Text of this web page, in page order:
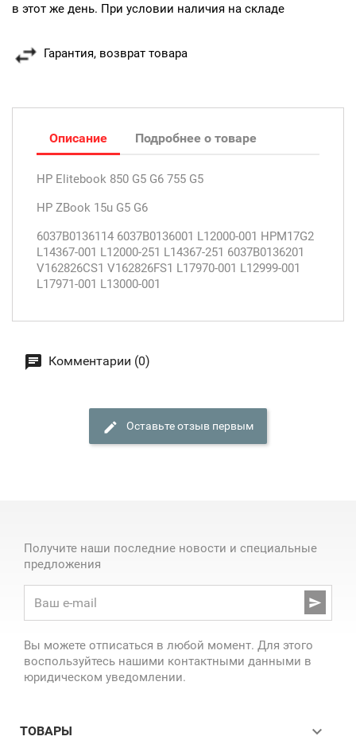
в этот же день. При условии наличия на складе
Гарантия, возврат товара
Описание Подробнее о товаре
HP Elitebook 850 G5 G6 755 G5
HP ZBook 15u G5 G6
6037B0136114 6037B0136001 L12000-001 HPM17G2
L14367-001 L12000-251 L14367-251 6037B0136201
V162826CS1 V162826FS1 L17970-001 L12999-001
L17971-001 L13000-001
Комментарии (0)
Оставьте отзыв первым
Получите наши последние новости и специальные
предложения

Вы можете отписаться в любой момент. Для этого
воспользуйтесь нашими контактными данными в
юридическом уведомлении.
ТОВАРЫ 